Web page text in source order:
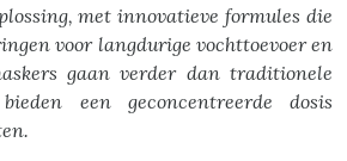
met innovatieve formules die
voor langdurige vochttoevoer en
gaan verder dan traditionele
een geconcentreerde dosis